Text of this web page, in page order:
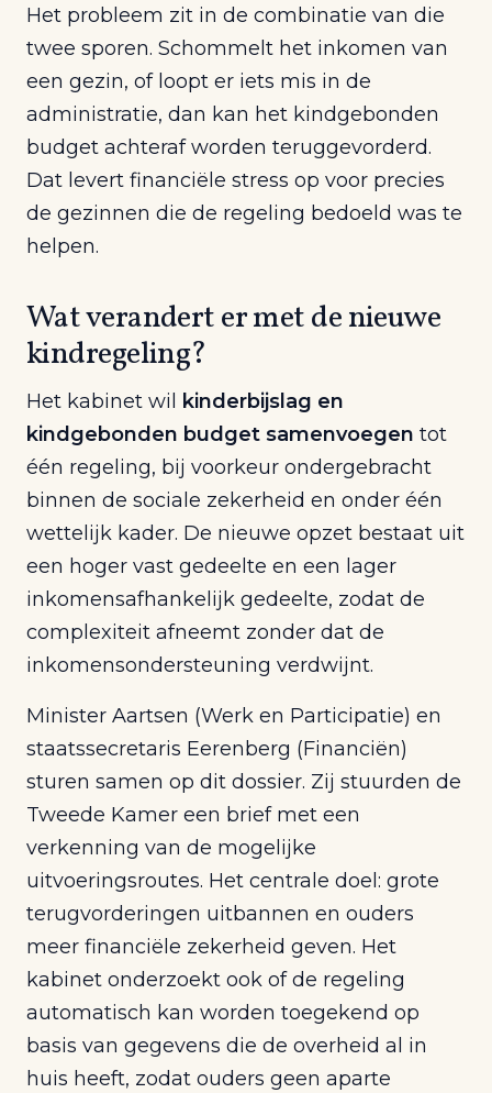
Het probleem zit in de combinatie van die
twee sporen. Schommelt het inkomen van
een gezin, of loopt er iets mis in de
administratie, dan kan het kindgebonden
budget achteraf worden teruggevorderd.
Dat levert financiële stress op voor precies
de gezinnen die de regeling bedoeld was te
helpen.
Wat verandert er met de nieuwe
kindregeling?
Het kabinet wil
kinderbijslag en
kindgebonden budget samenvoegen tot
één regeling, bij voorkeur ondergebracht
binnen de sociale zekerheid en onder één
wettelijk kader. De nieuwe opzet bestaat uit
een hoger vast gedeelte en een lager
inkomensafhankelijk gedeelte, zodat de
complexiteit afneemt zonder dat de
inkomensondersteuning verdwijnt.
Minister Aartsen (Werk en Participatie) en
staatssecretaris Eerenberg (Financiën)
sturen samen op dit dossier. Zij stuurden de
Tweede Kamer een brief met een
verkenning van de mogelijke
uitvoeringsroutes. Het centrale doel: grote
terugvorderingen uitbannen en ouders
meer financiële zekerheid geven. Het
kabinet onderzoekt ook of de regeling
automatisch kan worden toegekend op
basis van gegevens die de overheid al in
huis heeft, zodat ouders geen aparte